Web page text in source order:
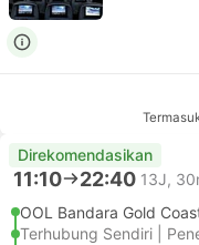
Direkomendasikan
11:10 22:40 13J,
OOL Bandara Gold
Terhubung Sendiri |